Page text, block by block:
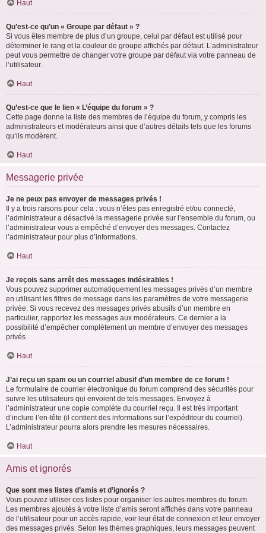
Haut
Qu’est-ce qu’un « Groupe par défaut » ?
Si vous êtes membre de plus d’un groupe, celui par défaut est utilisé pour
déterminer le rang et la couleur de groupe affichés par défaut. L’administrateur
peut vous permettre de changer votre groupe par défaut via votre panneau de
l’utilisateur.
Haut
Qu’est-ce que le lien « L’équipe du forum » ?
Cette page donne la liste des membres de l’équipe du forum, y compris les
administrateurs et modérateurs ainsi que d’autres détails tels que les forums
qu’ils modèrent.
Haut
Messagerie privée
Je ne peux pas envoyer de messages privés !
Il y a trois raisons pour cela : vous n’êtes pas enregistré et/ou connecté,
l’administrateur a désactivé la messagerie privée sur l’ensemble du forum, ou
l’administrateur vous a empêché d’envoyer des messages. Contactez
l’administrateur pour plus d’informations.
Haut
Je reçois sans arrêt des messages indésirables !
Vous pouvez supprimer automatiquement les messages privés d’un membre
en utilisant les filtres de message dans les paramètres de votre messagerie
privée. Si vous recevez des messages privés abusifs d’un membre en
particulier, rapportez les messages aux modérateurs. Ce dernier a la
possibilité d’empêcher complètement un membre d’envoyer des messages
privés.
Haut
J’ai reçu un spam ou un courriel abusif d’un membre de ce forum !
Le formulaire de courrier électronique du forum comprend des sécurités pour
suivre les utilisateurs qui envoient de tels messages. Envoyez à
l’administrateur une copie complète du courriel reçu. Il est très important
d’inclure l’en-tête (il contient des informations sur l’expéditeur du courriel).
L’administrateur pourra alors prendre les mesures nécessaires.
Haut
Amis et ignorés
Que sont mes listes d’amis et d’ignorés ?
Vous pouvez utiliser ces listes pour organiser les autres membres du forum.
Les membres ajoutés à votre liste d’amis seront affichés dans votre panneau
de l’utilisateur pour un accès rapide, voir leur état de connexion et leur envoyer
des messages privés. Selon les thèmes graphiques, leurs messages peuvent